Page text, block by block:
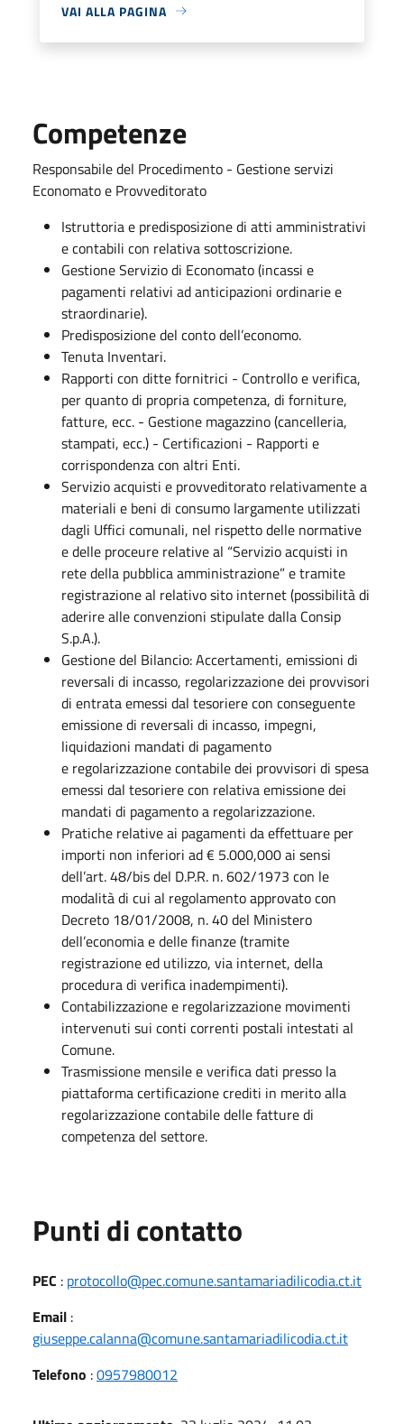
VAI ALLA PAGINA
Competenze
Responsabile del Procedimento - Gestione servizi
Economato e Provveditorato
Istruttoria e predisposizione di atti amministrativi
e contabili con relativa sottoscrizione.
Gestione Servizio di Economato (incassi e
pagamenti relativi ad anticipazioni ordinarie e
straordinarie).
Predisposizione del conto dell’economo.
Tenuta Inventari.
Rapporti con ditte fornitrici - Controllo e verifica,
per quanto di propria competenza, di forniture,
fatture, ecc. - Gestione magazzino (cancelleria,
stampati, ecc.) - Certificazioni - Rapporti e
corrispondenza con altri Enti.
Servizio acquisti e provveditorato relativamente a
materiali e beni di consumo largamente utilizzati
dagli Uffici comunali, nel rispetto delle normative
e delle proceure relative al “Servizio acquisti in
rete della pubblica amministrazione” e tramite
registrazione al relativo sito internet (possibilità di
aderire alle convenzioni stipulate dalla Consip
S.p.A.).
Gestione del Bilancio: Accertamenti, emissioni di
reversali di incasso, regolarizzazione dei provvisori
di entrata emessi dal tesoriere con conseguente
emissione di reversali di incasso, impegni,
liquidazioni mandati di pagamento
e regolarizzazione contabile dei provvisori di spesa
emessi dal tesoriere con relativa emissione dei
mandati di pagamento a regolarizzazione.
Pratiche relative ai pagamenti da effettuare per
importi non inferiori ad € 5.000,000 ai sensi
dell’art. 48/bis del D.P.R. n. 602/1973 con le
modalità di cui al regolamento approvato con
Decreto 18/01/2008, n. 40 del Ministero
dell’economia e delle finanze (tramite
registrazione ed utilizzo, via internet, della
procedura di verifica inadempimenti).
Contabilizzazione e regolarizzazione movimenti
intervenuti sui conti correnti postali intestati al
Comune.
Trasmissione mensile e verifica dati presso la
piattaforma certificazione crediti in merito alla
regolarizzazione contabile delle fatture di
competenza del settore.
Punti di contatto
PEC : protocollo@pec.comune.santamariadilicodia.ct.it
Email :
giuseppe.calanna@comune.santamariadilicodia.ct.it
Telefono :0957980012